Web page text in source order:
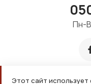
Этот сайт использует
Пн-